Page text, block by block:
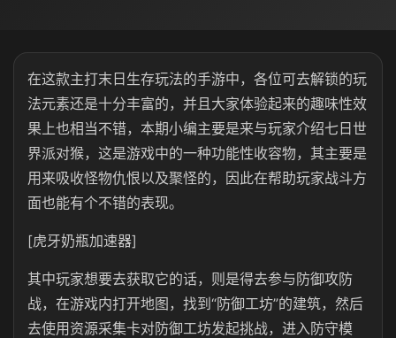
在这款主打末日生存玩法的手游中，各位可去解锁的玩
法元素还是十分丰富的，并且大家体验起来的趣味性效
果上也相当不错，本期小编主要是来与玩家介绍七日世
界派对猴，这是游戏中的一种功能性收容物，其主要是
用来吸收怪物仇恨以及聚怪的，因此在帮助玩家战斗方
面也能有个不错的表现。
[虎牙奶瓶加速器]
其中玩家想要去获取它的话，则是得去参与防御攻防
战，在游戏内打开地图，找到“防御工坊”的建筑，然后
去使用资源采集卡对防御工坊发起挑战，进入防守模